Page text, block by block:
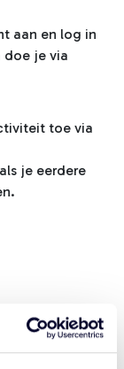
aan en log in
je via
toe via
je eerdere